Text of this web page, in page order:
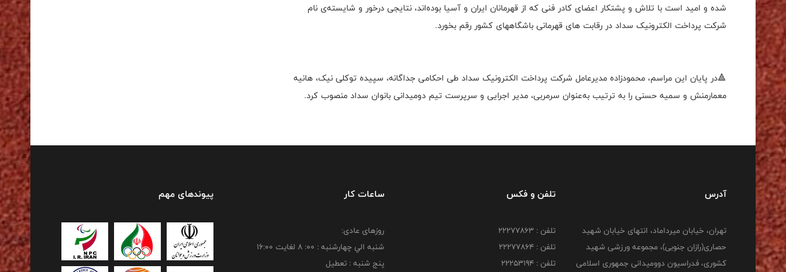
شده و امید است با تلاش و پشتکار اعضای کادر فنی که از قهرمانان ایران و آسیا بوده‌اند، نتایجی درخور و شایسته‌ی نام
شرکت پرداخت الکترونیک سداد در رقابت های قهرمانی باشگاههای کشور رقم بخورد.
🔺در پایان این مراسم، محمودزاده مدیرعامل شرکت پرداخت الکترونیک سداد طی احکامی جداگانه، سپیده توکلی نیک، هانیه
معمارمنش و سمیه حسنی را به ترتیب به‌عنوان سرمربی، مدیر اجرایی و سرپرست تیم دومیدانی بانوان سداد منصوب کرد.
آدرس
تهران، خیابان میرداماد، انتهای خیابان شهید
حصاری(رازان جنوبی)، مجموعه ورزشی شهید
کشوری، فدراسیون دوومیدانی جمهوری اسلامی
تلفن و فکس
تلفن : 22277863
تلفن : 22277864
تلفن : 22253194
ساعات کار
روزهای عادی:
شنبه الي چهارشنبه : 00: 8 لغايت 16:00
پنج شنبه : تعطیل
پیوندهای مهم